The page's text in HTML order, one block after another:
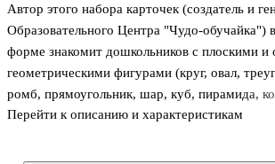
Автор этого набора карточек (создатель и
Образовательного Центра "Чудо-обучайка")
форме знакомит дошкольников с плоскими
геометрическими фигурами (круг, овал,
ромб, прямоугольник, шар, куб, пирамида,
параллелепипед) и цветами (красный,
Перейти к описанию и характеристикам